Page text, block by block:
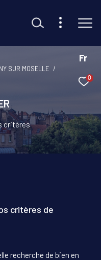
Fr
0
SUR MOSELLE
critères
critères de
recherche de bien en
à vos critères